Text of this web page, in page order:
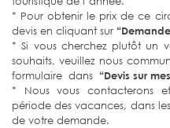
* Pour obtenir le prix de ce
devis en cliquant sur
* Si vous cherchez plutôt un
souhaits, veuillez nous
formulaire dans “Devis sur
* Nous vous contacterons
période des vacances, dans
de votre demande.